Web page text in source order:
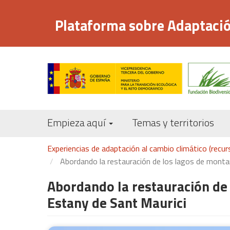
principal
Plataforma sobre
Empieza aquí Temas y territorios
Experiencias de adaptación al cambio climático
Abordando la restauración de los lagos de
Abordando la restauración
Estany de Sant Maurici